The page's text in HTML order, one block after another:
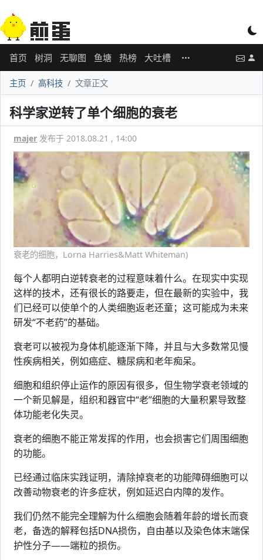
首页 树洞 无聊图 鱼塘 热榜 大吐槽
主页 高科技 文章正文
科学家逆转了单个细胞的衰老
majer 发布于 2018.08.21 , 14:00
衰老的细胞，Lorna Harries&Matt Whiteman)
每个人都明白逆转衰老的过程意味着什么。在现实中实现
这样的技术，还有很长的路要走，但在最新的实验中，我
们已经可以使单个的人类细胞返老还童；这可能成为未来
研发“不老药”的基础。
衰老可以被视为身体机能逐渐下降，并且与大多数常见慢
性疾病相关，例如癌症、糖尿病和老年痴呆。
细胞和组织停止运作的原因有很多，但生物学衰老领域的
一个新见解是，组织和器官中“老”细胞的大量积累导致整
体功能老化失灵。
衰老的细胞不能正常发挥的作用，也会损害它们周围细胞
的功能。
已经通过临床实践证明，清除掉衰老的功能障碍细胞可以
改善动物衰老的许多症状，例如延迟白内障的发作。
我们仍然不能完全理解为什么细胞会随着年龄的增长而衰
老，备选的解释包括DNA损伤，自由基以及染色体末端保
护性分子——端粒的损伤。